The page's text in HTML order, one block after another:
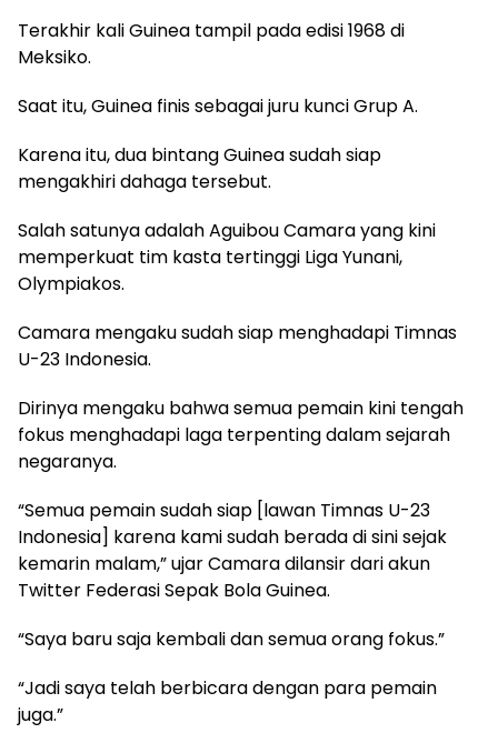
Terakhir kali Guinea tampil pada edisi 1968 di
Meksiko.
Saat itu, Guinea finis sebagai juru kunci Grup A.
Karena itu, dua bintang Guinea sudah siap
mengakhiri dahaga tersebut.
Salah satunya adalah Aguibou Camara yang kini
memperkuat tim kasta tertinggi Liga Yunani,
Olympiakos.
Camara mengaku sudah siap menghadapi Timnas
U-23 Indonesia.
Dirinya mengaku bahwa semua pemain kini tengah
fokus menghadapi laga terpenting dalam sejarah
negaranya.
“Semua pemain sudah siap [lawan Timnas U-23
Indonesia] karena kami sudah berada di sini sejak
kemarin malam,” ujar Camara dilansir dari akun
Twitter Federasi Sepak Bola Guinea.
“Saya baru saja kembali dan semua orang fokus.”
“Jadi saya telah berbicara dengan para pemain
juga.”